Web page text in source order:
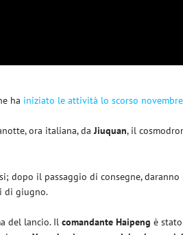
ha iniziato le attività lo scorso novembre
ora italiana, da Jiuquan, il
dopo il passaggio di consegne, daranno
di giugno.
del lancio. Ilcomandante Haipeng è